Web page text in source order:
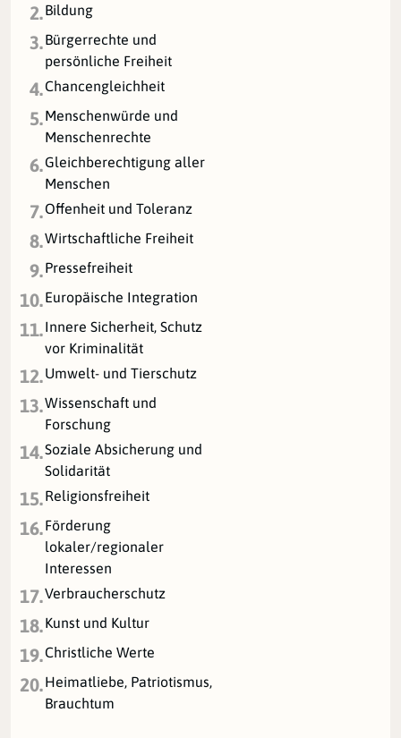
2.Bildung
3.Bürgerrechte und
persönliche Freiheit
4.Chancengleichheit
5.Menschenwürde und
Menschenrechte
6.Gleichberechtigung aller
Menschen
7.Offenheit und Toleranz
8.Wirtschaftliche Freiheit
9.Pressefreiheit
10.Europäische Integration
11.Innere Sicherheit, Schutz
vor Kriminalität
12.Umwelt- und Tierschutz
13.Wissenschaft und
Forschung
14.Soziale Absicherung und
Solidarität
15.Religionsfreiheit
16.Förderung
lokaler/regionaler
Interessen
17.Verbraucherschutz
18.Kunst und Kultur
19.Christliche Werte
20.Heimatliebe, Patriotismus,
Brauchtum